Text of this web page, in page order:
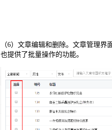
（6）文章编辑和删除。文章管理
也提供了批量操作的功能。